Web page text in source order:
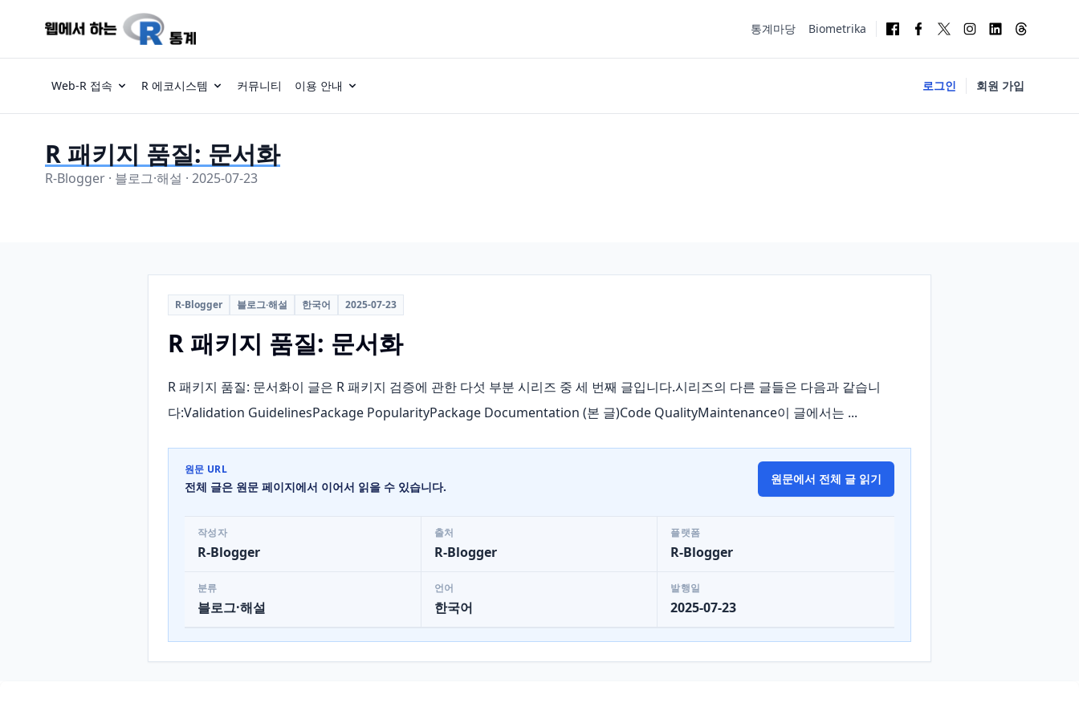
통계마당 Biometrika
Web-R 접속 R 에코시스템 커뮤니티 이용 안내 로그인 회원 가입
R 패키지 품질: 문서화
R-Blogger · 블로그·해설 · 2025-07-23
R-Blogger 블로그·해설 한국어 2025-07-23
R 패키지 품질: 문서화
R 패키지 품질: 문서화이 글은 R 패키지 검증에 관한 다섯 부분 시리즈 중 세 번째 글입니다.시리즈의 다른 글들은 다음과 같습니
다:Validation GuidelinesPackage PopularityPackage Documentation (본 글)Code QualityMaintenance이 글에서는 ...
원문 URL
전체 글은 원문 페이지에서 이어서 읽을 수 있습니다.
원문에서 전체 글 읽기
작성자
R-Blogger
출처
R-Blogger
플랫폼
R-Blogger
분류
블로그·해설
언어
한국어
발행일
2025-07-23